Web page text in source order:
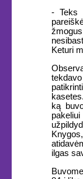
- Teks
Keturi
ką
ilgas